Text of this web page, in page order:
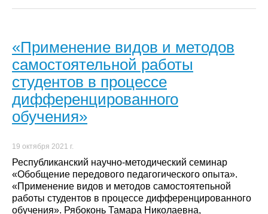
«Применение видов и методов
самостоятельной работы
студентов в процессе
дифференцированного
обучения»
19 октября 2021 г.
Республиканский научно-методический семинар
«Обобщение передового педагогического опыта».
«Применение видов и методов самостоятепьной
работы студентов в процессе дифференцированного
обучения». Рябоконь Тамара Николаевна,